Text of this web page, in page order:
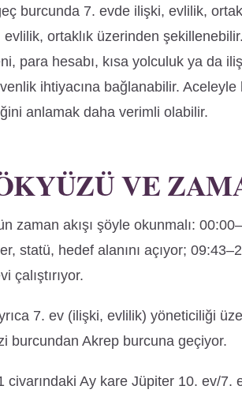
burcunda 7. evde ilişki, evlilik,
evlilik, ortaklık üzerinden
para hesabı, kısa yolculuk ya da
ihtiyacına bağlanabilir.
anlamak daha verimli olabilir.
VE
zaman akışı şöyle okunmalı:
statü, hedef alanını açıyor;
çalıştırıyor.
7. ev (ilişki, evlilik) yöneticiliği
burcundan Akrep burcuna geçiyor.
civarındaki Ay kare Jüpiter 10. ev/7.